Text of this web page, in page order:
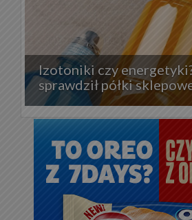
Izotoniki czy
sprawdził półki